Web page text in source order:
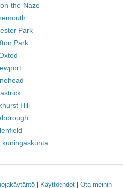
the-Naze
Park
Park
Hill
kuningaskunta
| Käyttöehdot| Ota meihin